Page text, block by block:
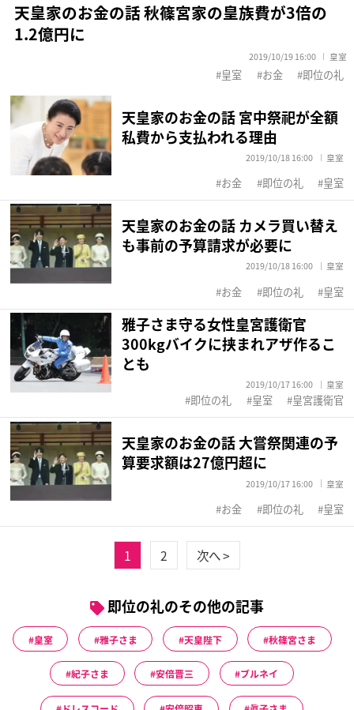
天皇家のお金の話 秋篠宮家の皇族費が3倍の
1.2億円に
2019/10/19 16:00 皇室
皇室 お金 即位の礼
天皇家のお金の話 宮中祭祀が全額
私費から支払われる理由
2019/10/18 16:00 皇室
お金 即位の礼 皇室
天皇家のお金の話 カメラ買い替え
も事前の予算請求が必要に
2019/10/18 16:00 皇室
お金 即位の礼 皇室
雅子さま守る女性皇宮護衛官
300kgバイクに挟まれアザ作るこ
とも
2019/10/17 16:00 皇室
即位の礼 皇室 皇宮護衛官
天皇家のお金の話 大嘗祭関連の予
算要求額は27億円超に
2019/10/17 16:00 皇室
お金 即位の礼 皇室
1 2 次へ >
即位の礼のその他の記事
皇室 雅子さま 天皇陛下 秋篠宮さま
紀子さま 安倍晋三 ブルネイ